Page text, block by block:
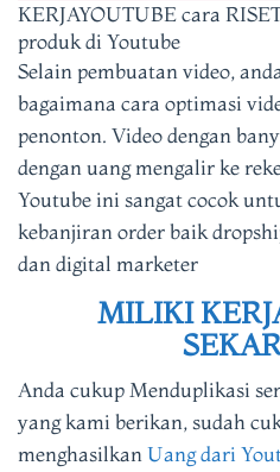
KERJAYOUTUBE cara
produk di Youtube
Selain pembuatan video,
bagaimana cara optimasi
penonton. Video dengan
dengan uang mengalir ke
Youtube ini sangat cocok
kebanjiran order baik
dan digital marketer
MILIKI
Anda cukup Menduplikasi
yang kami berikan, sudah
menghasilkan Uang dari